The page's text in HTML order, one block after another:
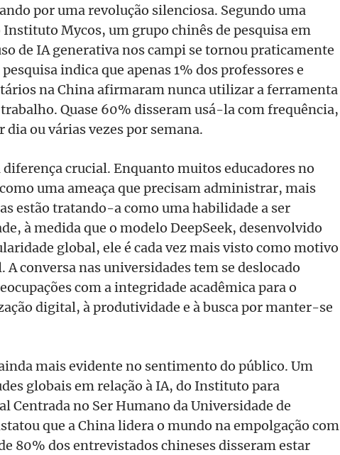
por uma revolução silenciosa. Segundo uma
Instituto Mycos, um grupo chinês de pesquisa em
de IA generativa nos campi se tornou praticamente
indica que apenas 1% dos professores e
na China afirmaram nunca utilizar a ferramenta
Quase 60% disseram usá-la com frequência,
dia ou várias vezes por semana.
crucial. Enquanto muitos educadores no
uma ameaça que precisam administrar, mais
estão tratando-a como uma habilidade a ser
à medida que o modelo DeepSeek, desenvolvido
global, ele é cada vez mais visto como motivo
conversa nas universidades tem se deslocado
com a integridade acadêmica para o
digital, à produtividade e à busca por manter-se
mais evidente no sentimento do público. Um
globais em relação à IA, do Instituto para
Centrada no Ser Humano da Universidade de
que a China lidera o mundo na empolgação com
80% dos entrevistados chineses disseram estar